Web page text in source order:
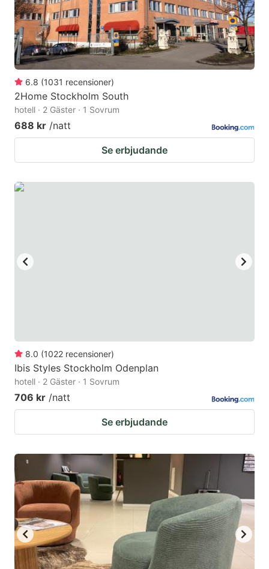
6.8 (1031 recensioner)
2Home Stockholm South
hotell · 2 Gäster · 1 Sovrum
688 kr /natt
Se erbjudande
8.0 (1022 recensioner)
Ibis Styles Stockholm Odenplan
hotell · 2 Gäster · 1 Sovrum
706 kr /natt
Se erbjudande